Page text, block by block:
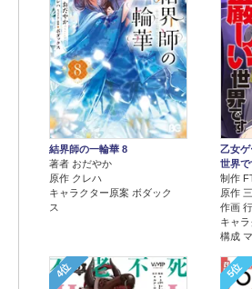
結界師の一輪華 8
著者 おだやか
原作 クレハ
キャラクター原案 ボダック
ス
乙女
世界
制作
原作
作画
キャ
構成
4位 5位